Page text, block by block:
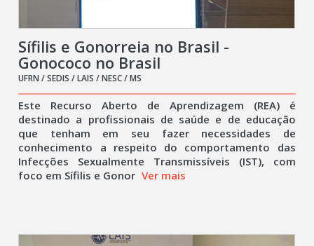
Sífilis e Gonorreia no Brasil -
Gonococo no Brasil
UFRN / SEDIS / LAIS / NESC / MS
Este Recurso Aberto de Aprendizagem (REA) é
destinado a profissionais de saúde e de educação
que tenham em seu fazer necessidades de
conhecimento a respeito do comportamento das
Infecções Sexualmente Transmissíveis (IST), com
foco em Sífilis e Gonor Ver mais